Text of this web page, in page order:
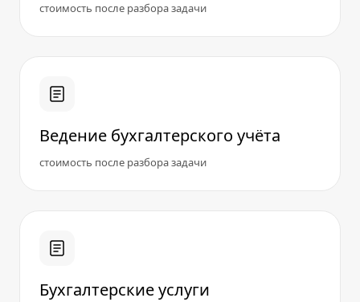
стоимость после разбора задачи
Ведение бухгалтерского учёта
стоимость после разбора задачи
Бухгалтерские услуги